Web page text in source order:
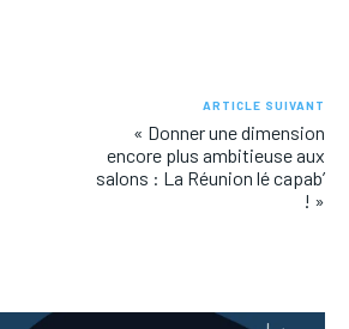
ARTICLE SUIVANT
« Donner une dimension
encore plus ambitieuse aux
salons : La Réunion lé capab’
! »